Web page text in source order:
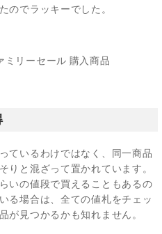
のでラッキーでした。
ているわけではなく、同一商品
りと混ざって置かれています。
いの値段で買えることもあるの
る場合は、全ての値札をチェッ
が見つかるかも知れません。